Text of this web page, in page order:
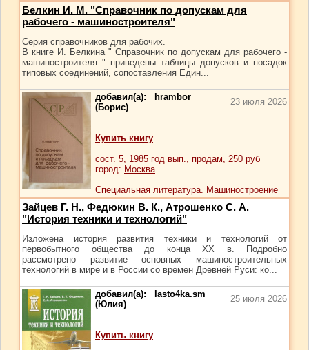
Белкин И. М. "Справочник по допускам для
рабочего - машиностроителя"
Серия справочников для рабочих.
В книге И. Белкина " Справочник по допускам для рабочего -
машиностроителя " приведены таблицы допусков и посадок
типовых соединений, сопоставления Един...
добавил(а):
hrambor
(Борис)
23 июля 2026
Купить книгу
сост. 5, 1985 год вып., продам, 250 руб
город: Москва
Специальная литература. Машиностроение
Зайцев Г. Н., Федюкин В. К., Атрошенко С. А.
"История техники и технологий"
Изложена история развития техники и технологий от
первобытного общества до конца XX в. Подробно
рассмотрено развитие основных машиностроительных
технологий в мире и в России со времен Древней Руси: ко...
добавил(а):
lasto4ka.sm
(Юлия)
25 июля 2026
Купить книгу